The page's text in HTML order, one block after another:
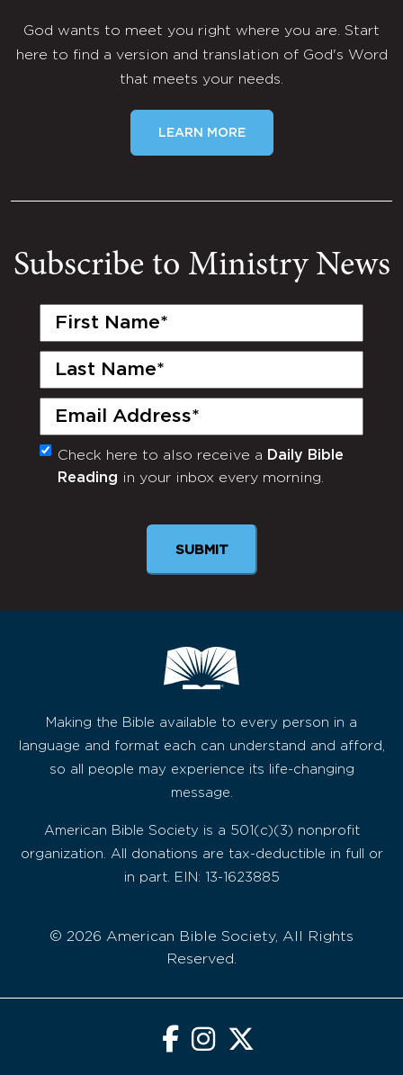
God wants to meet you right where you are. Start
here to find a version and translation of God's Word
that meets your needs.
LEARN MORE
Subscribe to Ministry News
First
Last
Email
(Required)
Monthly
Newsletter
Check here to also receive a Daily Bible
Reading in your inbox every morning.
SUBMIT
Making the Bible available to every person in a
language and format each can understand and afford,
so all people may experience its life-changing
message.
American Bible Society is a 501(c)(3) nonprofit
organization. All donations are tax-deductible in full or
in part. EIN: 13-1623885
© 2026 American Bible Society, All Rights
Reserved.